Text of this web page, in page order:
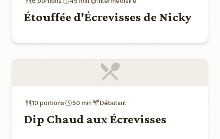
Étouffée d'Écrevisses de Nicky
10 portions 50 min Débutant
Dip Chaud aux Écrevisses